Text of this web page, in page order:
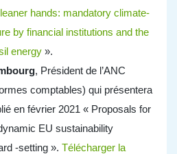
hands: mandatory climate-
by financial institutions and the
energy ».
, Président de l’ANC
comptables) qui présentera
en février 2021 « Proposals for
EU sustainability
-setting ». Télécharger la